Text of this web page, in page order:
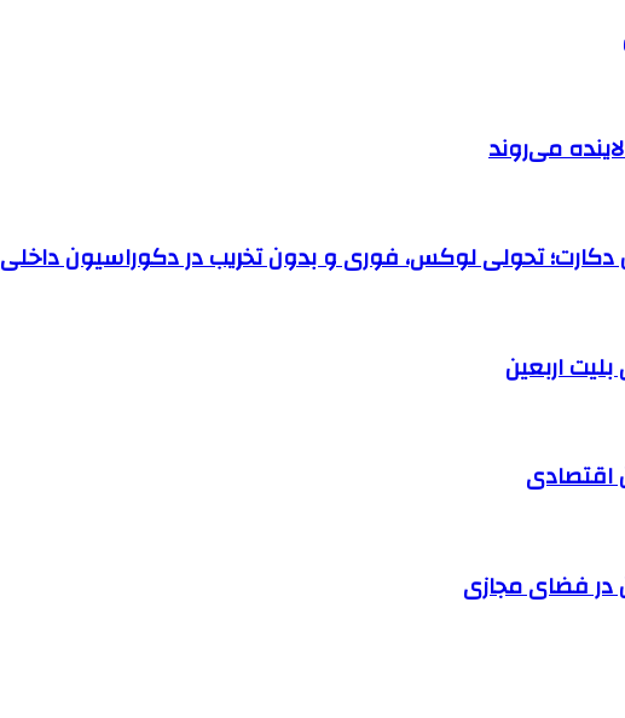
می‌روند
دکارت؛ تحولی لوکس، فوری و بدون تخریب در دکوراسیون داخلی
اقتصادی
در فضای مجازی